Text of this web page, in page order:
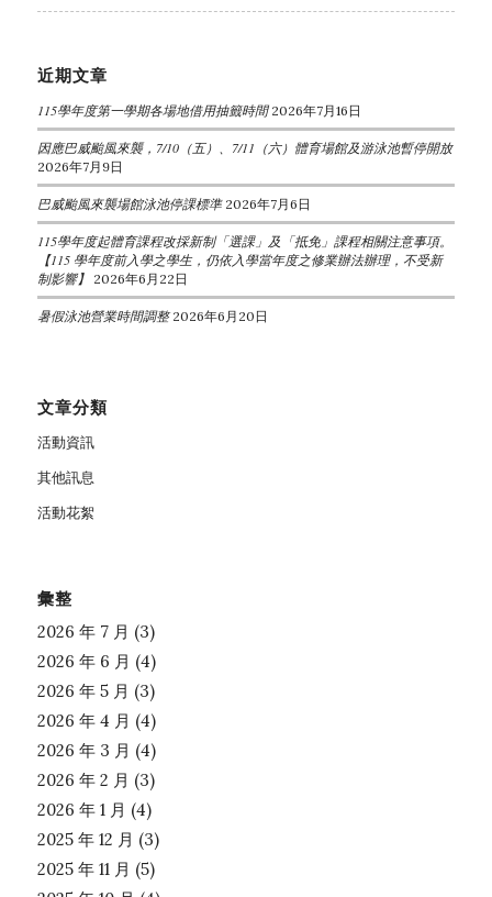
近期文章
115學年度第一學期各場地借用抽籤時間 2026年7月16日
因應巴威颱風來襲，7/10（五）、7/11（六）體育場館及游泳池暫停開放
2026年7月9日
巴威颱風來襲場館泳池停課標準 2026年7月6日
115學年度起體育課程改採新制「選課」及「抵免」課程相關注意事項。
【115 學年度前入學之學生，仍依入學當年度之修業辦法辦理，不受新
制影響】 2026年6月22日
暑假泳池營業時間調整 2026年6月20日
文章分類
活動資訊
其他訊息
活動花絮
彙整
2026 年 7 月 (3)
2026 年 6 月 (4)
2026 年 5 月 (3)
2026 年 4 月 (4)
2026 年 3 月 (4)
2026 年 2 月 (3)
2026 年 1 月 (4)
2025 年 12 月 (3)
2025 年 11 月 (5)